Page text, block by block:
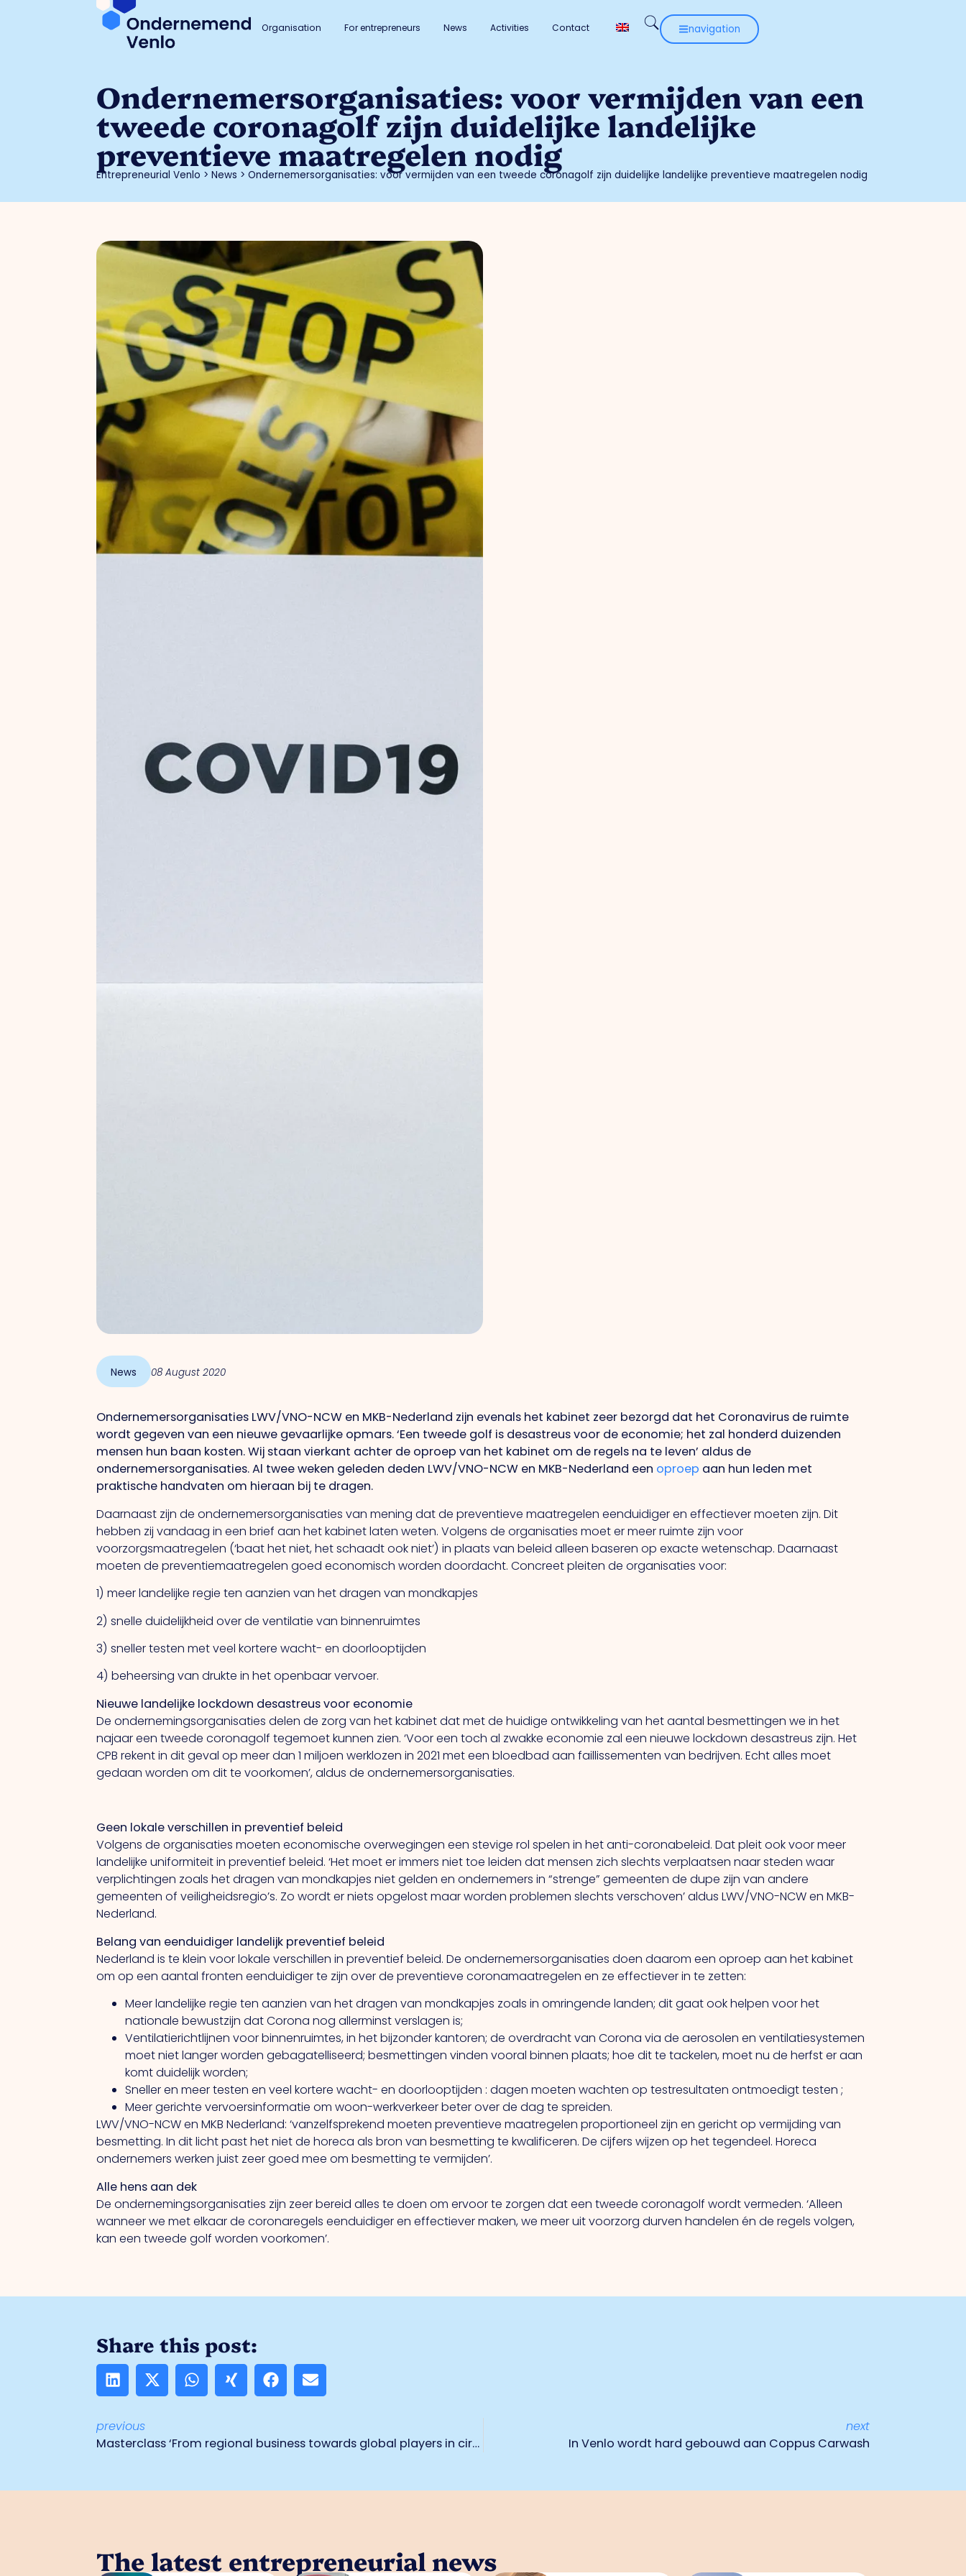
Organisation For entrepreneurs News Activities Contact navigation
Ondernemersorganisaties: voor vermijden van een
tweede coronagolf zijn duidelijke landelijke
preventieve maatregelen nodig
Entrepreneurial Venlo >News >Ondernemersorganisaties: voor vermijden van een tweede coronagolf zijn duidelijke landelijke preventieve maatregelen nodig
News 08 August 2020
Ondernemersorganisaties LWV/VNO-NCW en MKB-Nederland zijn evenals het kabinet zeer bezorgd dat het Coronavirus de ruimte
wordt gegeven van een nieuwe gevaarlijke opmars. ‘Een tweede golf is desastreus voor de economie; het zal honderd duizenden
mensen hun baan kosten. Wij staan vierkant achter de oproep van het kabinet om de regels na te leven’ aldus de
ondernemersorganisaties. Al twee weken geleden deden LWV/VNO-NCW en MKB-Nederland een oproep aan hun leden met
praktische handvaten om hieraan bij te dragen.
Daarnaast zijn de ondernemersorganisaties van mening dat de preventieve maatregelen eenduidiger en effectiever moeten zijn. Dit
hebben zij vandaag in een brief aan het kabinet laten weten. Volgens de organisaties moet er meer ruimte zijn voor
voorzorgsmaatregelen (‘baat het niet, het schaadt ook niet’) in plaats van beleid alleen baseren op exacte wetenschap. Daarnaast
moeten de preventiemaatregelen goed economisch worden doordacht. Concreet pleiten de organisaties voor:
1) meer landelijke regie ten aanzien van het dragen van mondkapjes
2) snelle duidelijkheid over de ventilatie van binnenruimtes
3) sneller testen met veel kortere wacht- en doorlooptijden
4) beheersing van drukte in het openbaar vervoer.
Nieuwe landelijke lockdown desastreus voor economie
De ondernemingsorganisaties delen de zorg van het kabinet dat met de huidige ontwikkeling van het aantal besmettingen we in het
najaar een tweede coronagolf tegemoet kunnen zien. ‘Voor een toch al zwakke economie zal een nieuwe lockdown desastreus zijn. Het
CPB rekent in dit geval op meer dan 1 miljoen werklozen in 2021 met een bloedbad aan faillissementen van bedrijven. Echt alles moet
gedaan worden om dit te voorkomen’, aldus de ondernemersorganisaties.
Geen lokale verschillen in preventief beleid
Volgens de organisaties moeten economische overwegingen een stevige rol spelen in het anti-coronabeleid. Dat pleit ook voor meer
landelijke uniformiteit in preventief beleid. ‘Het moet er immers niet toe leiden dat mensen zich slechts verplaatsen naar steden waar
verplichtingen zoals het dragen van mondkapjes niet gelden en ondernemers in “strenge” gemeenten de dupe zijn van andere
gemeenten of veiligheidsregio’s. Zo wordt er niets opgelost maar worden problemen slechts verschoven’ aldus LWV/VNO-NCW en MKB-
Nederland.
Belang van eenduidiger landelijk preventief beleid
Nederland is te klein voor lokale verschillen in preventief beleid. De ondernemersorganisaties doen daarom een oproep aan het kabinet
om op een aantal fronten eenduidiger te zijn over de preventieve coronamaatregelen en ze effectiever in te zetten:
Meer landelijke regie ten aanzien van het dragen van mondkapjes zoals in omringende landen; dit gaat ook helpen voor het
nationale bewustzijn dat Corona nog allerminst verslagen is;
Ventilatierichtlijnen voor binnenruimtes, in het bijzonder kantoren; de overdracht van Corona via de aerosolen en ventilatiesystemen
moet niet langer worden gebagatelliseerd; besmettingen vinden vooral binnen plaats; hoe dit te tackelen, moet nu de herfst er aan
komt duidelijk worden;
Sneller en meer testen en veel kortere wacht- en doorlooptijden : dagen moeten wachten op testresultaten ontmoedigt testen ;
Meer gerichte vervoersinformatie om woon-werkverkeer beter over de dag te spreiden.
LWV/VNO-NCW en MKB Nederland: ‘vanzelfsprekend moeten preventieve maatregelen proportioneel zijn en gericht op vermijding van
besmetting. In dit licht past het niet de horeca als bron van besmetting te kwalificeren. De cijfers wijzen op het tegendeel. Horeca
ondernemers werken juist zeer goed mee om besmetting te vermijden’.
Alle hens aan dek
De ondernemingsorganisaties zijn zeer bereid alles te doen om ervoor te zorgen dat een tweede coronagolf wordt vermeden. ‘Alleen
wanneer we met elkaar de coronaregels eenduidiger en effectiever maken, we meer uit voorzorg durven handelen én de regels volgen,
kan een tweede golf worden voorkomen’.
Share this post:
previous
Masterclass ‘From regional business towards global players in circular transitions’
next
In Venlo wordt hard gebouwd aan Coppus Carwash
The latest entrepreneurial news